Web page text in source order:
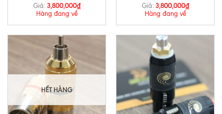
Giá: 3,800,000₫
Hàng đang về
Giá: 3,800,000₫
Hàng đang về
HẾT HÀNG